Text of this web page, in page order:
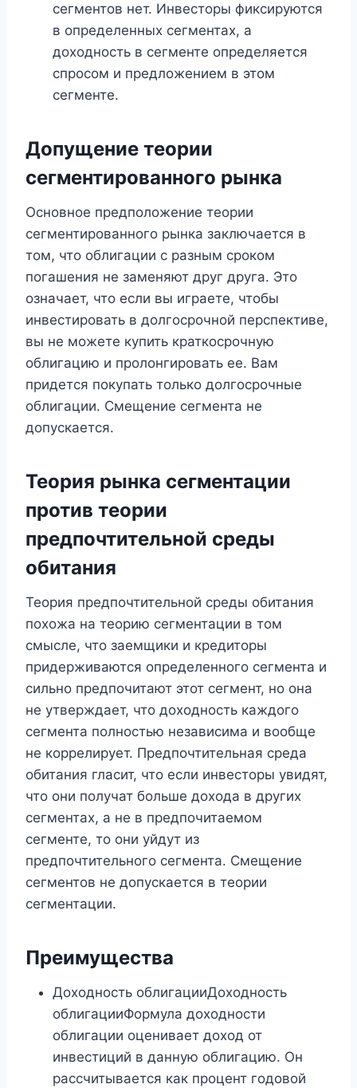
сегментов нет. Инвесторы фиксируются
в определенных сегментах, а
доходность в сегменте определяется
спросом и предложением в этом
сегменте.
Допущение теории
сегментированного рынка
Основное предположение теории
сегментированного рынка заключается в
том, что облигации с разным сроком
погашения не заменяют друг друга. Это
означает, что если вы играете, чтобы
инвестировать в долгосрочной перспективе,
вы не можете купить краткосрочную
облигацию и пролонгировать ее. Вам
придется покупать только долгосрочные
облигации. Смещение сегмента не
допускается.
Теория рынка сегментации
против теории
предпочтительной среды
обитания
Теория предпочтительной среды обитания
похожа на теорию сегментации в том
смысле, что заемщики и кредиторы
придерживаются определенного сегмента и
сильно предпочитают этот сегмент, но она
не утверждает, что доходность каждого
сегмента полностью независима и вообще
не коррелирует. Предпочтительная среда
обитания гласит, что если инвесторы увидят,
что они получат больше дохода в других
сегментах, а не в предпочитаемом
сегменте, то они уйдут из
предпочтительного сегмента. Смещение
сегментов не допускается в теории
сегментации.
Преимущества
Доходность облигацииДоходность
облигацииФормула доходности
облигации оценивает доход от
инвестиций в данную облигацию. Он
рассчитывается как процент годовой